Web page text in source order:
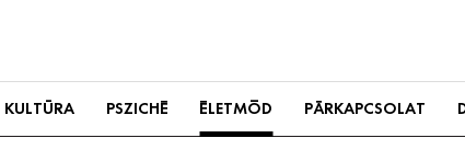
KULTÚRA PSZICHÉ ÉLETMÓD PÁRKAPCSOLAT